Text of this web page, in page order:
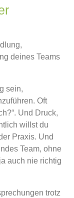
deines Teams
sein,
Oft
Und Druck,
willst du
Praxis. Und
Team, ohne
auch nie richtig
trotz